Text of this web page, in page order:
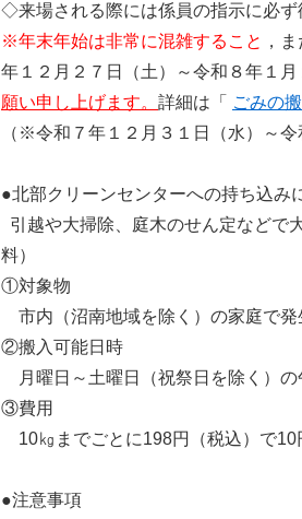
◇来場される際には係員の指示に必ず
※年末年始は非常に混雑すること ，ま
年１２月２７日（土）～令和８年１月
願い申し上げます。 詳細は「 ごみの
（※令和７年１２月３１日（水）～
●北部クリーンセンターへの持ち込み
引越や大掃除、庭木のせん定などで
料）
①対象物
市内（沼南地域を除く）の家庭で
②搬入可能日時
月曜日～土曜日（祝祭日を除く）の
③費用
10㎏までごとに198円（税込）で10
●注意事項